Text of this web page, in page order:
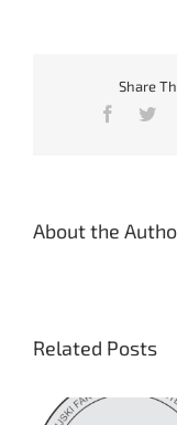
Share
About the
Related Posts